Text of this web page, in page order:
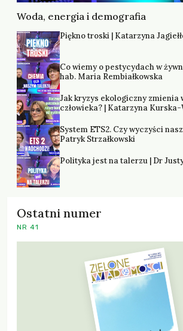
Woda, energia i demografia
Piękno troski | Katarzyna
Co wiemy o pestycydach w
hab. Maria Rembiałkowska
Jak kryzys ekologiczny zmienia
człowieka? | Katarzyna
System ETS2. Czy wyczyści
Patryk Strzałkowski
Polityka jest na talerzu | Dr
Ostatni numer
NR 41